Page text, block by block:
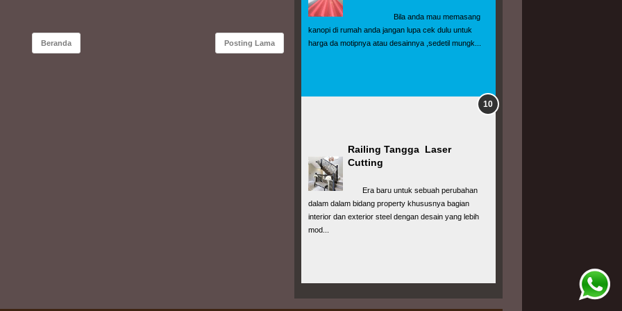
Posting Lama
Beranda
Bila anda mau memasang
kanopi di rumah anda jangan lupa cek dulu untuk
harga da motipnya atau desainnya ,sedetil mungk...
Railing Tangga  Laser
Cutting
Era baru untuk sebuah perubahan
dalam dalam bidang property khususnya bagian
interior dan exterior steel dengan desain yang lebih
mod...